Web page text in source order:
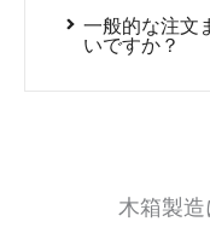
一般的な注文
いですか？
木箱製